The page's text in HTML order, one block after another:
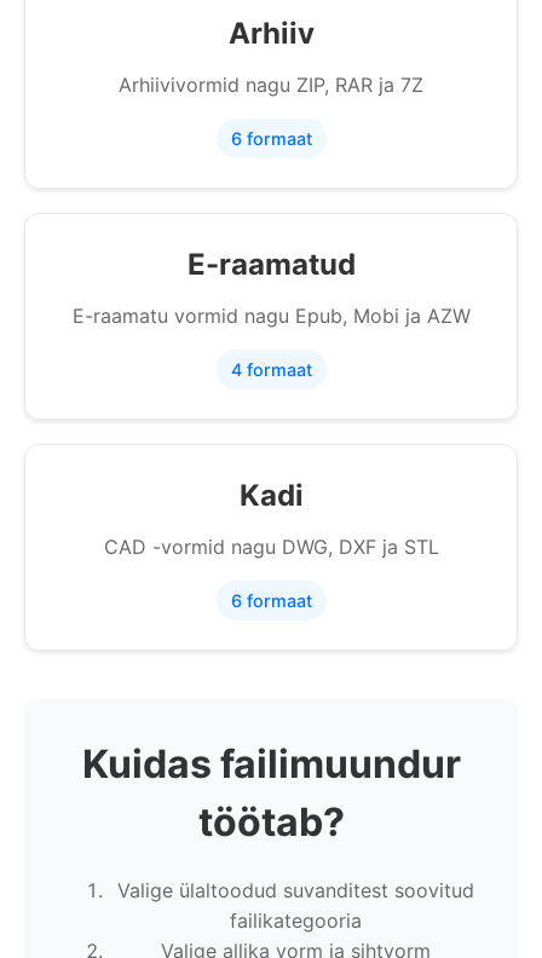
Arhiiv
Arhiivivormid nagu ZIP, RAR ja 7Z
6 formaat
E-raamatud
E-raamatu vormid nagu Epub, Mobi ja AZW
4 formaat
Kadi
CAD -vormid nagu DWG, DXF ja STL
6 formaat
Kuidas failimuundur
töötab?
Valige ülaltoodud suvanditest soovitud
failikategooria
Valige allika vorm ja sihtvorm